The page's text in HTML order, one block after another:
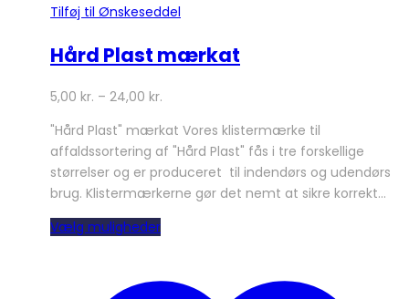
Tilføj til Ønskeseddel
Hård Plast mærkat
5,00 kr. – 24,00 kr.
"Hård Plast" mærkat Vores klistermærke til
affaldssortering af "Hård Plast" fås i tre forskellige
størrelser og er produceret til indendørs og udendørs
brug. Klistermærkerne gør det nemt at sikre korrekt…
Vælg mulighederDette
flere